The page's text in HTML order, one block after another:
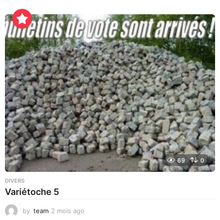
u
r
s
a
g
o
69 0
DIVERS
Variétoche 5
by team 2 mois ago